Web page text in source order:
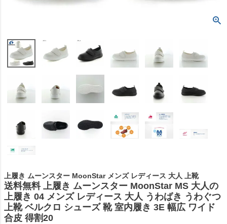
上履き ムーンスター MoonStar メンズ レディース 大人 上靴
送料無料 上履き ムーンスター MoonStar MS 大人の
上履き 04 メンズ レディース 大人 うわばき うわぐつ
上靴 ベルクロ シューズ 靴 室内履き 3E 幅広 ワイド
合皮 得割20